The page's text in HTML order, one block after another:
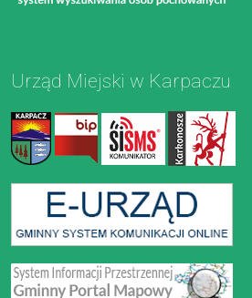
Urząd Miejski w Karpaczu